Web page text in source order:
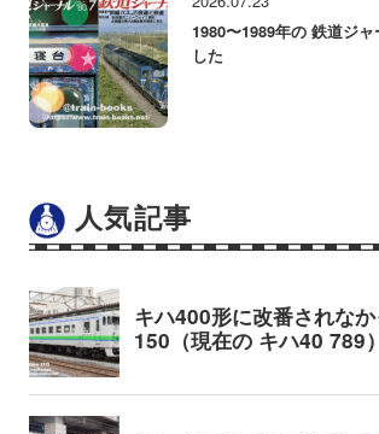
1980〜1989年の 鉄道ジ
した
人気記事